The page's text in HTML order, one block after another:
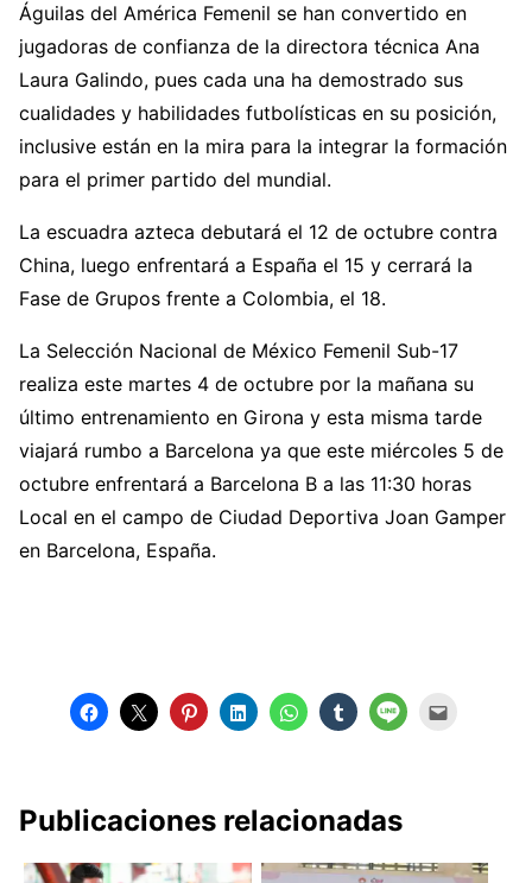
Águilas del América Femenil se han convertido en
jugadoras de confianza de la directora técnica Ana
Laura Galindo, pues cada una ha demostrado sus
cualidades y habilidades futbolísticas en su posición,
inclusive están en la mira para la integrar la formación
para el primer partido del mundial.
La escuadra azteca debutará el 12 de octubre contra
China, luego enfrentará a España el 15 y cerrará la
Fase de Grupos frente a Colombia, el 18.
La Selección Nacional de México Femenil Sub-17
realiza este martes 4 de octubre por la mañana su
último entrenamiento en Girona y esta misma tarde
viajará rumbo a Barcelona ya que este miércoles 5 de
octubre enfrentará a Barcelona B a las 11:30 horas
Local en el campo de Ciudad Deportiva Joan Gamper
en Barcelona, España.
Publicaciones relacionadas